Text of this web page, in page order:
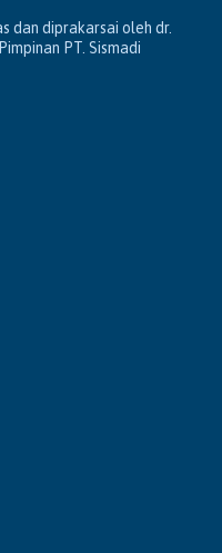
dan diprakarsai oleh dr.
PT. Sismadi